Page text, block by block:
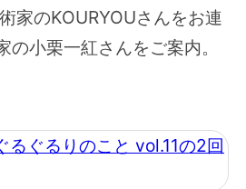
家のKOURYOUさんをお連
小栗一紅さんをご案内。